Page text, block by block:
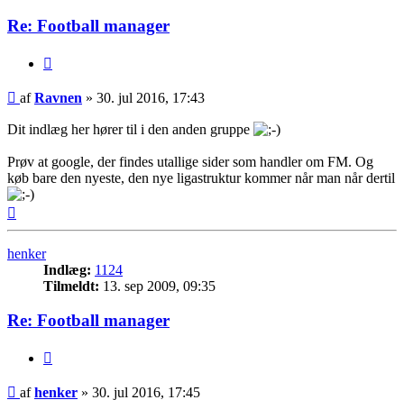
Re: Football manager
Indlæg
afRavnen » 30. jul 2016, 17:43
Dit indlæg her hører til i den anden gruppe
Prøv at google, der findes utallige sider som handler om FM. Og
køb bare den nyeste, den nye ligastruktur kommer når man når dertil
henker
Indlæg: 1124
Tilmeldt: 13. sep 2009, 09:35
Re: Football manager
Indlæg
afhenker » 30. jul 2016, 17:45